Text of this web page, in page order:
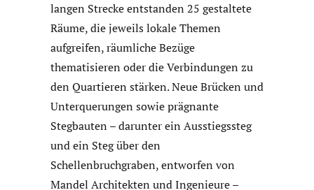
langen Strecke entstanden 25 gestaltete
Räume, die jeweils lokale Themen
aufgreifen, räumliche Bezüge
thematisieren oder die Verbindungen zu
den Quartieren stärken. Neue Brücken und
Unterquerungen sowie prägnante
Stegbauten – darunter ein Ausstiegssteg
und ein Steg über den
Schellenbruchgraben, entworfen von
Mandel Architekten und Ingenieure –